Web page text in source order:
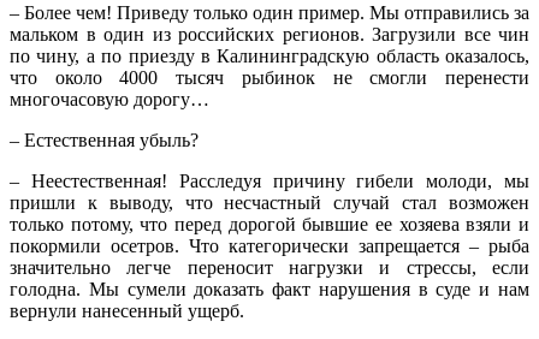
– Более чем! Приведу только один пример. Мы отправились за
мальком в один из российских регионов. Загрузили все чин
по чину, а по приезду в Калининградскую область оказалось,
что около 4000 тысяч рыбинок не смогли перенести
многочасовую дорогу…
– Естественная убыль?
– Неестественная! Расследуя причину гибели молоди, мы
пришли к выводу, что несчастный случай стал возможен
только потому, что перед дорогой бывшие ее хозяева взяли и
покормили осетров. Что категорически запрещается – рыба
значительно легче переносит нагрузки и стрессы, если
голодна. Мы сумели доказать факт нарушения в суде и нам
вернули нанесенный ущерб.